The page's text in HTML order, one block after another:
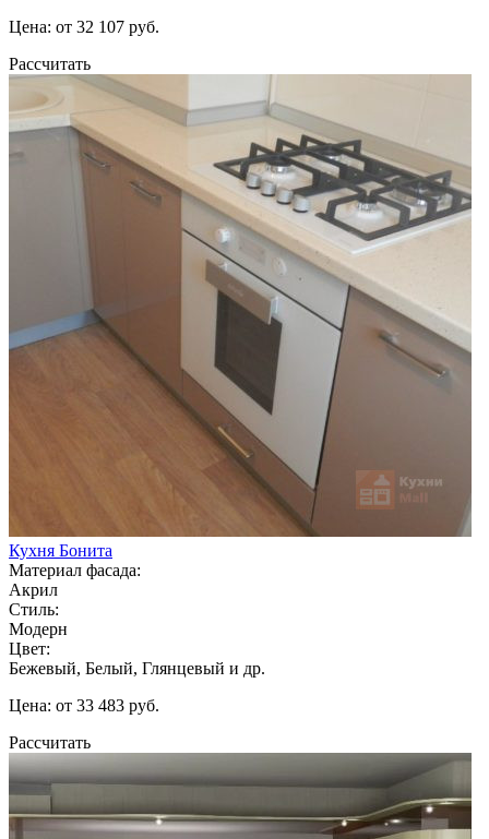
Цена: от 32 107 руб.
Рассчитать
Кухня Бонита
Материал фасада:
Акрил
Стиль:
Модерн
Цвет:
Бежевый, Белый, Глянцевый и др.
Цена: от 33 483 руб.
Рассчитать